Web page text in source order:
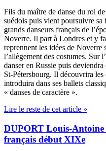
Fils du maître de danse du roi
suédois puis vient poursuivre
grands danseurs français de
Noverre. Il part à Londres et y
reprennent les idées de Noverre
l’allègement des costumes. Sur
danser en Russie puis
St-Pétersbourg. Il découvrira
introduira dans ses ballets
« danses de caractère ».
Lire le reste de cet article »
DUPORT Louis-Antoine
français début XIXe